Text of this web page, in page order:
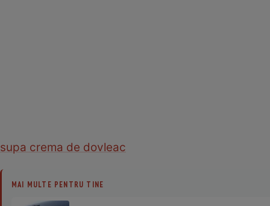
supa crema de dovleac
MAI MULTE PENTRU TINE